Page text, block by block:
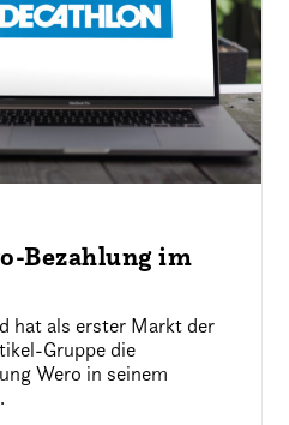
Bezahlung im
hat als erster Markt der
Gruppe die
Wero in seinem